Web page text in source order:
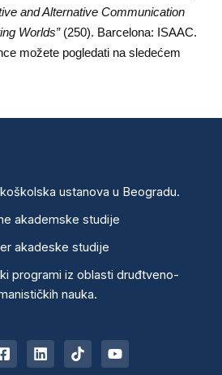
and Alternative Communication
Worlds” (250). Barcelona: ISAAC.
možete pogledati na sledećem
ustanova u Beogradu.
akademske studije
akadeske studije
programi iz oblasti druđtveno-
nauka.